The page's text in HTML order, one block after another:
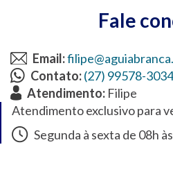
Fale
Email:
Contato:(27) 99578-3034
Atendimento: Filipe
Atendimento exclusivo para
Segunda à sexta de 08h